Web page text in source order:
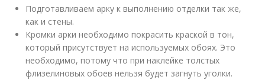
Подготавливаем арку к выполнению отделки так же,
как и стены.
Кромки арки необходимо покрасить краской в тон,
который присутствует на используемых обоях. Это
необходимо, потому что при наклейке толстых
флизелиновых обоев нельзя будет загнуть уголки.